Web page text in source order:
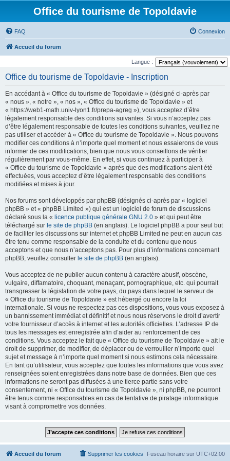
Office du tourisme de Topoldavie
FAQ Connexion
Accueil du forum
Langue :
Office du tourisme de Topoldavie - Inscription
En accédant à « Office du tourisme de Topoldavie » (désigné ci-après par
« nous », « notre », « nos », « Office du tourisme de Topoldavie » et
« https://web1-math.univ-lyon1.fr/prepa-agreg »), vous acceptez d’être
légalement responsable des conditions suivantes. Si vous n’acceptez pas
d’être légalement responsable de toutes les conditions suivantes, veuillez ne
pas utiliser et accéder à « Office du tourisme de Topoldavie ». Nous pouvons
modifier ces conditions à n’importe quel moment et nous essaierons de vous
informer de ces modifications, bien que nous vous conseillons de vérifier
régulièrement par vous-même. En effet, si vous continuez à participer à
« Office du tourisme de Topoldavie » après que des modifications aient été
effectuées, vous acceptez d’être légalement responsable des conditions
modifiées et mises à jour.
Nos forums sont développés par phpBB (désignés ci-après par « logiciel
phpBB » et « phpBB Limited ») qui est un logiciel de forum de discussions
déclaré sous la « licence publique générale GNU 2.0 » et qui peut être
téléchargé sur le site de phpBB (en anglais). Le logiciel phpBB a pour seul but
de faciliter les discussions sur internet et phpBB Limited ne peut en aucun cas
être tenu comme responsable de la conduite et du contenu que nous
acceptons et que nous n’acceptons pas. Pour plus d’informations concernant
phpBB, veuillez consulter le site de phpBB (en anglais).
Vous acceptez de ne publier aucun contenu à caractère abusif, obscène,
vulgaire, diffamatoire, choquant, menaçant, pornographique, etc. qui pourrait
transgresser la législation de votre pays, du pays dans lequel le serveur de
« Office du tourisme de Topoldavie » est hébergé ou encore la loi
internationale. Si vous ne respectez pas ces dispositions, vous vous exposez à
un bannissement immédiat et définitif et nous nous réservons le droit d’avertir
votre fournisseur d’accès à internet et les autorités officielles. L’adresse IP de
tous les messages est enregistrée afin d’aider au renforcement de ces
conditions. Vous acceptez le fait que « Office du tourisme de Topoldavie » ait le
droit de supprimer, de modifier, de déplacer ou de verrouiller n’importe quel
sujet et message à n’importe quel moment si nous estimons cela nécessaire.
En tant qu’utilisateur, vous acceptez que toutes les informations que vous avez
renseignées soient enregistrées dans notre base de données. Bien que ces
informations ne seront pas diffusées à une tierce partie sans votre
consentement, ni « Office du tourisme de Topoldavie », ni phpBB, ne pourront
être tenus comme responsables en cas de tentative de piratage informatique
visant à compromettre vos données.
Accueil du forum Fuseau horaire sur UTC+02:00
Supprimer les cookies